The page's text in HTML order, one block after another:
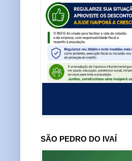
SÃO PEDRO DO IVAÍ